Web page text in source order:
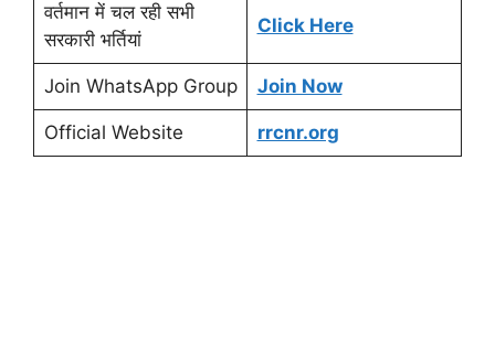
वर्तमान में चल रही सभी
सरकारी भर्तियां
Click Here
Join WhatsApp Group Join Now
Official Website rrcnr.org